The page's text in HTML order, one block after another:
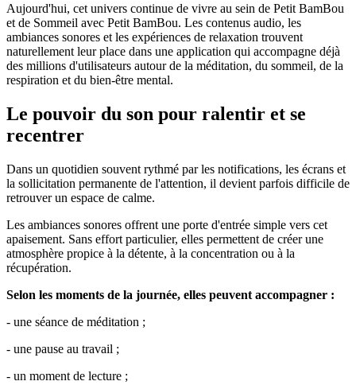
Aujourd'hui, cet univers continue de vivre au sein de Petit BamBou
et de Sommeil avec Petit BamBou. Les contenus audio, les
ambiances sonores et les expériences de relaxation trouvent
naturellement leur place dans une application qui accompagne déjà
des millions d'utilisateurs autour de la méditation, du sommeil, de la
respiration et du bien-être mental.
Le pouvoir du son pour ralentir et se
recentrer
Dans un quotidien souvent rythmé par les notifications, les écrans et
la sollicitation permanente de l'attention, il devient parfois difficile de
retrouver un espace de calme.
Les ambiances sonores offrent une porte d'entrée simple vers cet
apaisement. Sans effort particulier, elles permettent de créer une
atmosphère propice à la détente, à la concentration ou à la
récupération.
Selon les moments de la journée, elles peuvent accompagner :
- une séance de méditation ;
- une pause au travail ;
- un moment de lecture ;